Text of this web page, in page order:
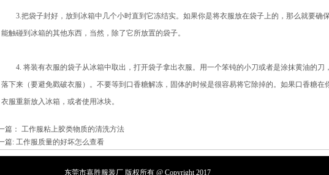
3.把袋子封好，放到冰箱中几个小时直到它冻结实。如果你是将衣服放在袋子上的，那么就要确
能触碰到冰箱的其他东西，当然，除了它所放置的袋子。
4. 将装有衣服的袋子从冰箱中取出，打开袋子拿出衣服。用一个笨钝的小刀或者是涂抹黄油的刀
落下来（要避免戳破衣服）。不要等到口香糖解冻，固体的时候是很容易将它除掉的。如果口香糖在
衣服重新放入冰箱，或者使用冰块。
篇： 工作服粘上胶类物质的清洗方法
篇: 工作服质量的好坏怎么查看
东莞市嘉胜服装厂版权所有 @ Copyright 2017